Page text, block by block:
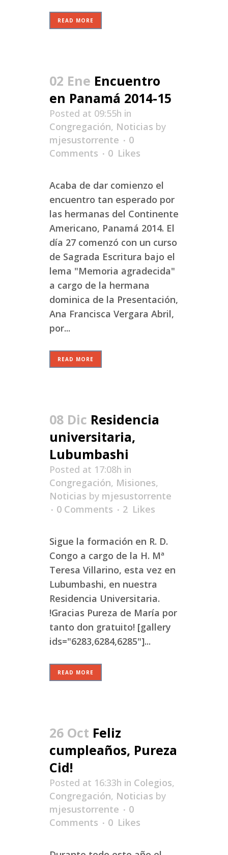
READ MORE
02 Ene Encuentro
en Panamá 2014-15
Posted at 09:55h in
Congregación, Noticias by
mjesustorrente
0
Comments
0 Likes
Acaba de dar comienzo el
encuentro tan esperado por
las hermanas del Continente
Americano, Panamá 2014. El
día 27 comenzó con un curso
de Sagrada Escritura bajo el
lema "Memoria agradecida"
a cargo de la hermana
dominica de la Presentación,
Ana Francisca Vergara Abril,
por...
READ MORE
08 Dic Residencia
universitaria,
Lubumbashi
Posted at 17:08h in
Congregación, Misiones,
Noticias by mjesustorrente
0 Comments
2 Likes
Sigue la formación en R. D.
Congo a cargo de la H. Mª
Teresa Villarino, esta vez en
Lubumbashi, en nuestra
Residencia Universitaria.
!Gracias Pureza de María por
tanto don gratuito! [gallery
ids="6283,6284,6285"]...
READ MORE
26 Oct Feliz
cumpleaños, Pureza
Cid!
Posted at 16:33h in Colegios,
Congregación, Noticias by
mjesustorrente
0
Comments
0 Likes